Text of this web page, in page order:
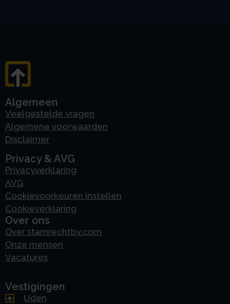
Algemeen
Veelgestelde vragen
Algemene voorwaarden
Disclaimer
Privacy & AVG
Privacyverklaring
AVG
Cookievoorkeuren instellen
Cookieverklaring
Over ons
Over stamrechtbv.com
Onze mensen
Vacatures
Vestigingen
Uden